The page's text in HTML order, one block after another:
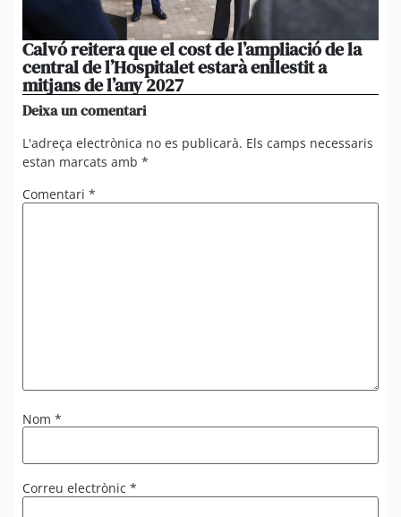
Calvó reitera que el cost de l’ampliació de la
central de l’Hospitalet estarà enllestit a
mitjans de l’any 2027
Deixa un comentari
L'adreça electrònica no es publicarà. Els camps necessaris
estan marcats amb *
Comentari *
Nom *
Correu electrònic *